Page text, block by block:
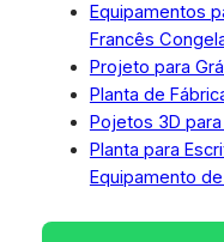
Equipamentos
Francês
Projeto para
Planta de
Pojetos 3D
Planta para
Equipamento